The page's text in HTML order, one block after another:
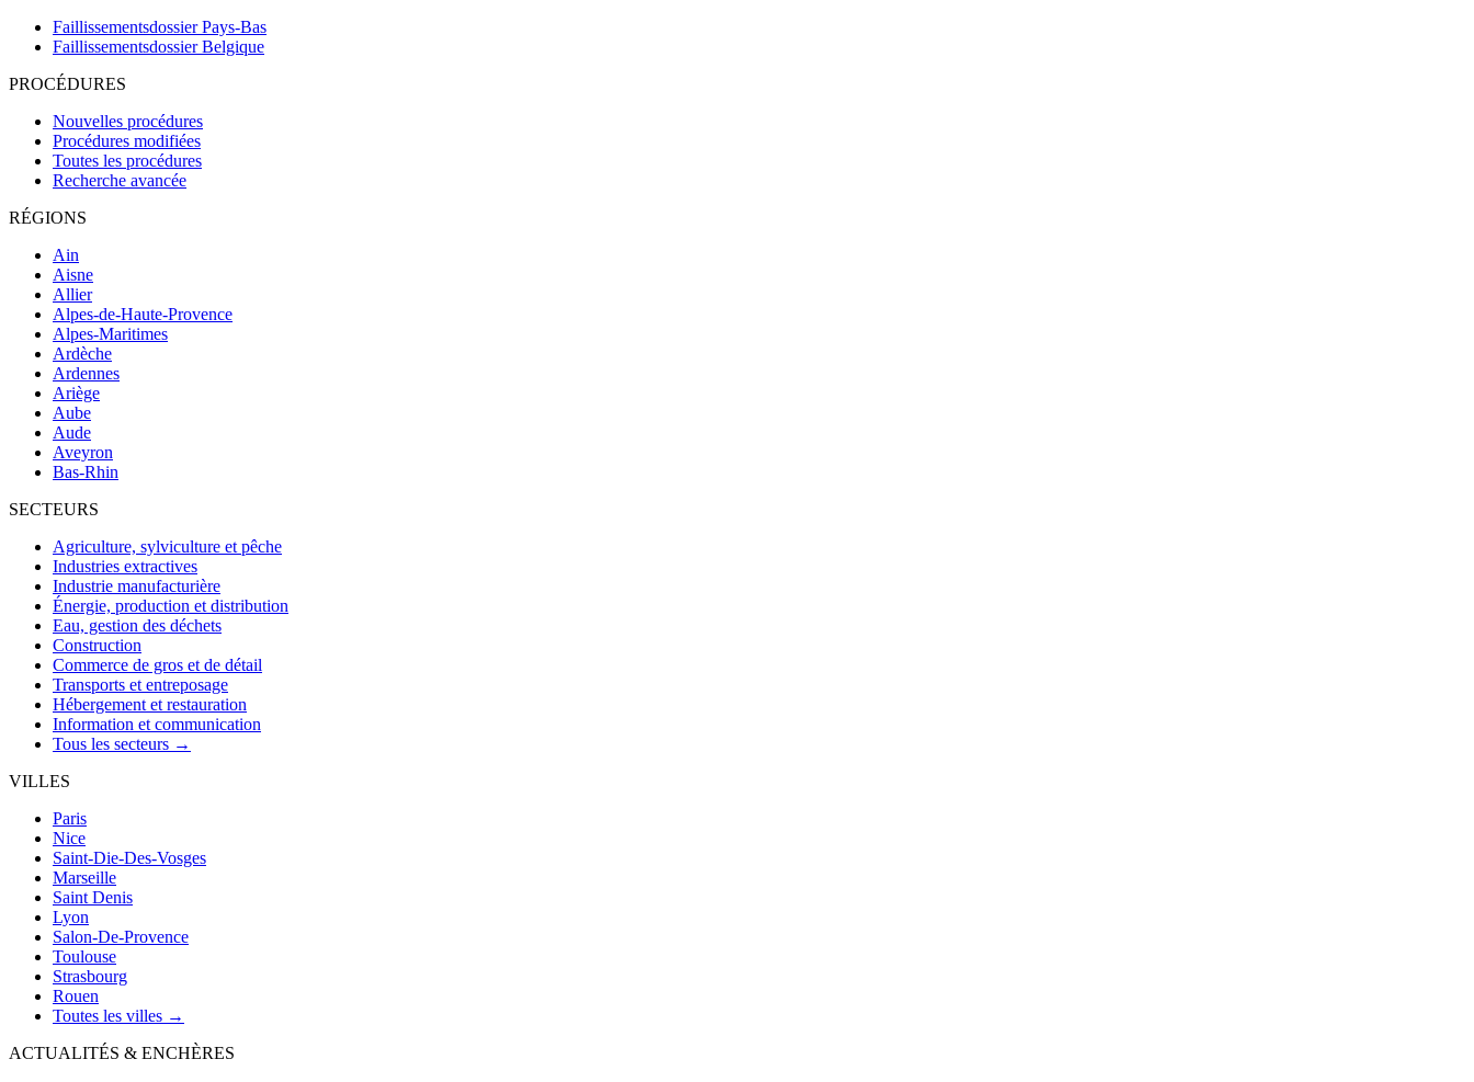
Faillissementsdossier Pays-Bas
Faillissementsdossier Belgique
PROCÉDURES
Nouvelles procédures
Procédures modifiées
Toutes les procédures
Recherche avancée
RÉGIONS
Ain
Aisne
Allier
Alpes-de-Haute-Provence
Alpes-Maritimes
Ardèche
Ardennes
Ariège
Aube
Aude
Aveyron
Bas-Rhin
SECTEURS
Agriculture, sylviculture et pêche
Industries extractives
Industrie manufacturière
Énergie, production et distribution
Eau, gestion des déchets
Construction
Commerce de gros et de détail
Transports et entreposage
Hébergement et restauration
Information et communication
Tous les secteurs →
VILLES
Paris
Nice
Saint-Die-Des-Vosges
Marseille
Saint Denis
Lyon
Salon-De-Provence
Toulouse
Strasbourg
Rouen
Toutes les villes →
ACTUALITÉS & ENCHÈRES